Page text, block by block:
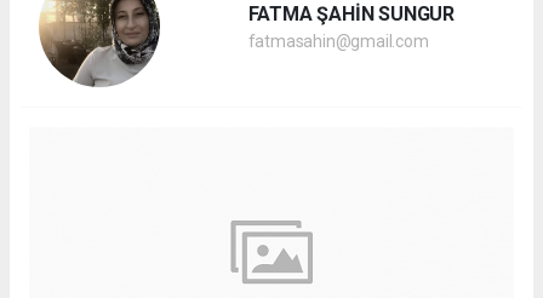
FATMA ŞAHİN SUNGUR
fatmasahin@gmail.com